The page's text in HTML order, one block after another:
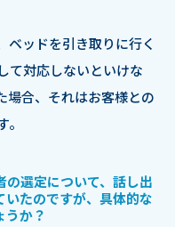
ベッドを引き取りに行く
て対応しないといけな
場合、それはお客様との
選定について、話し出
たのですが、具体的な
うか？